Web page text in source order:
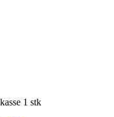
1 stk